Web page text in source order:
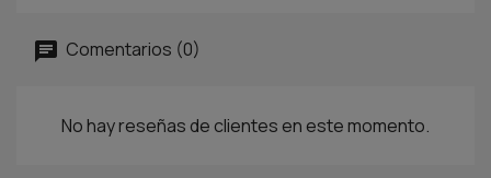
Comentarios (0)
No hay reseñas de clientes en este momento.